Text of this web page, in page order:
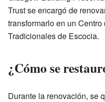
Trust se encargó de
transformarlo en un
Tradicionales de Escocia.
¿Cómo se
Durante la renovación, se